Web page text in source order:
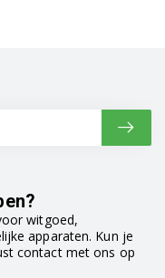
witgoed,
apparaten. Kun je
contact met ons op